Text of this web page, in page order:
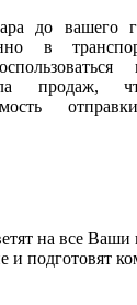
до вашего
в
продаж,
на все Ваши
и подготовят